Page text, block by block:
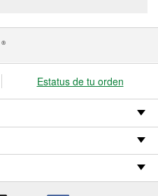
®
Estatus de tu orden